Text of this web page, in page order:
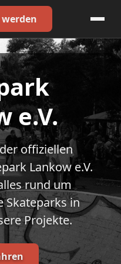
e.V.
offiziellen
Lankow e.V.
rund um
Skateparks in
Projekte.